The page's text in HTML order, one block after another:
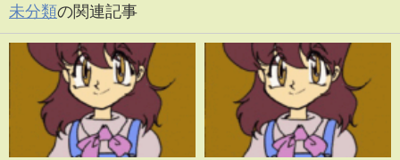
未分類の関連記事